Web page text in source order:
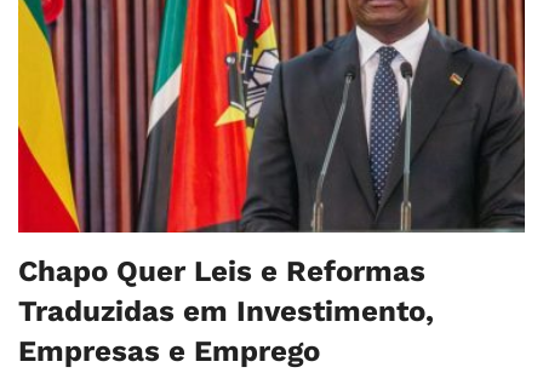
Chapo Quer Leis e Reformas
Traduzidas em Investimento,
Empresas e Emprego